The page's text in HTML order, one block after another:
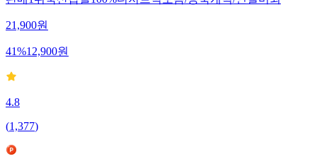
21,900원
41%12,900원
4.8
(1,377)